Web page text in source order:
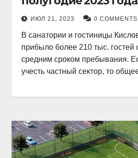
показал рекордный
21 процент.
ИЮЛ 21, 2023 0 COMMENTS
В санатории и гостиницы
прибыло более 210 тыс. гостей
средним сроком пребывания.
учесть частный сектор, то